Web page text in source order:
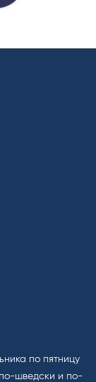
по пятницу
шведски и по-